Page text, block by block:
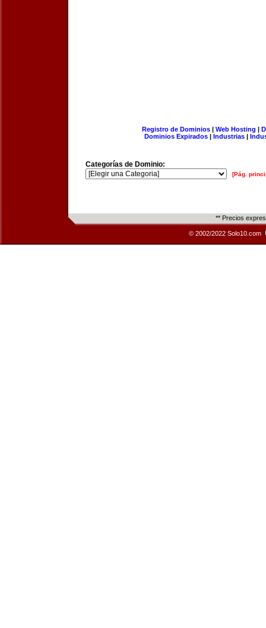
Registro de Dominios| Web Hosting |
Dominios Expirados | Industrias |
Categorías de Dominio:
[Pág.
** Precios
© 2002/2022 Solo10.com